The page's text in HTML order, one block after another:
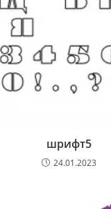
шрифт5
24.01.2023